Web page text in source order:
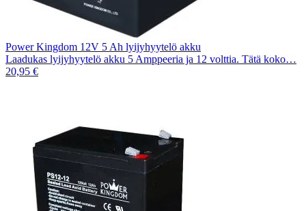
Power Kingdom 12V 5 Ah lyijyhyytelö akku
Laadukas lyijyhyytelö akku 5 Amppeeria ja 12 volttia. Tätä koko…
20,95 €